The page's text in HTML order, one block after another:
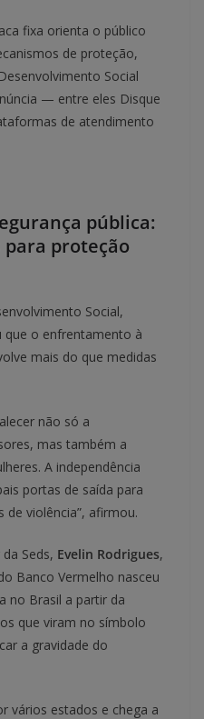
fixa orienta o público
de proteção,
Social
— entre eles Disque
de atendimento
pública:
para proteção
Social,
que o enfrentamento à
mais do que medidas
não só a
mas também a
A independência
portas de saída para
de violência”, afirmou.
Seds, Evelin Rodrigues,
Banco Vermelho nasceu
no Brasil a partir da
que viram no símbolo
a gravidade do
vários estados e chega a